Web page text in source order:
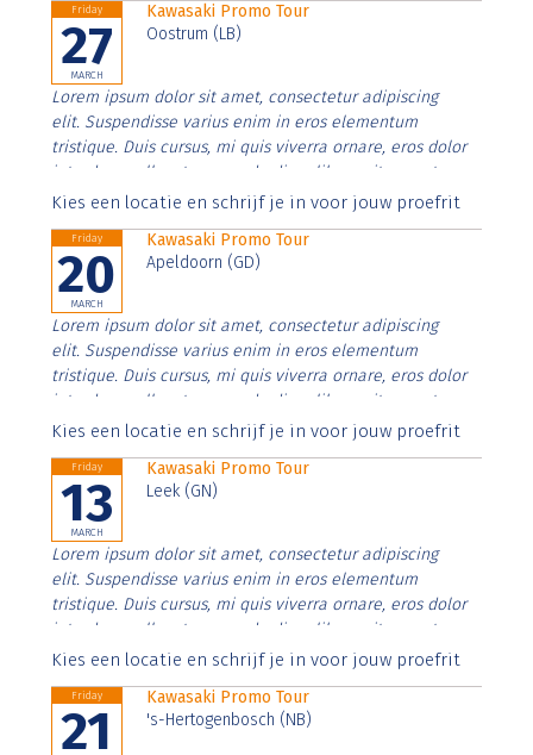
Friday
27
MARCH
Kawasaki Promo Tour
Oostrum (LB)
Lorem ipsum dolor sit amet, consectetur adipiscing
elit. Suspendisse varius enim in eros elementum
tristique. Duis cursus, mi quis viverra ornare, eros dolor
interdum nulla, ut commodo diam libero vitae erat.
Aenean faucibus nibh et justo cursus id rutrum lorem
Kies een locatie en schrijf je in voor jouw proefrit
Friday
20
MARCH
Kawasaki Promo Tour
Apeldoorn (GD)
Lorem ipsum dolor sit amet, consectetur adipiscing
elit. Suspendisse varius enim in eros elementum
tristique. Duis cursus, mi quis viverra ornare, eros dolor
interdum nulla, ut commodo diam libero vitae erat.
Aenean faucibus nibh et justo cursus id rutrum lorem
Kies een locatie en schrijf je in voor jouw proefrit
Friday
13
MARCH
Kawasaki Promo Tour
Leek (GN)
Lorem ipsum dolor sit amet, consectetur adipiscing
elit. Suspendisse varius enim in eros elementum
tristique. Duis cursus, mi quis viverra ornare, eros dolor
interdum nulla, ut commodo diam libero vitae erat.
Aenean faucibus nibh et justo cursus id rutrum lorem
Kies een locatie en schrijf je in voor jouw proefrit
Friday
21
Kawasaki Promo Tour
's-Hertogenbosch (NB)